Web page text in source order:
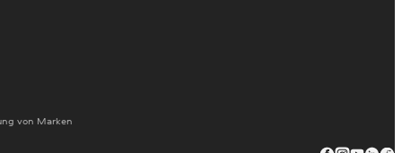
von Marken